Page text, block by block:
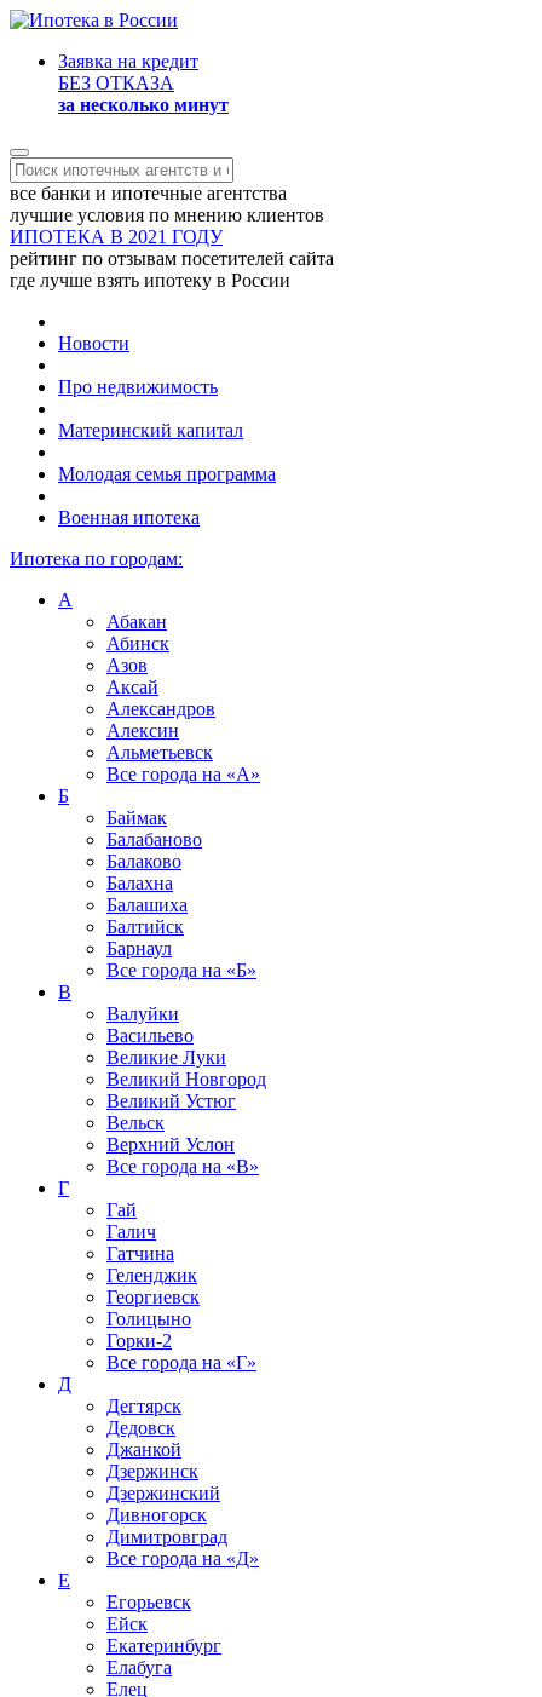
Заявка на кредит
БЕЗ ОТКАЗА
за несколько минут
все банки и ипотечные агентства
лучшие условия по мнению клиентов
ИПОТЕКА В 2021 ГОДУ
рейтинг по отзывам посетителей сайта
где лучше взять ипотеку в России
Новости
Про недвижимость
Материнский капитал
Молодая семья программа
Военная ипотека
Ипотека по городам:
А
Абакан
Абинск
Азов
Аксай
Александров
Алексин
Альметьевск
Все города на «А»
Б
Баймак
Балабаново
Балаково
Балахна
Балашиха
Балтийск
Барнаул
Все города на «Б»
В
Валуйки
Васильево
Великие Луки
Великий Новгород
Великий Устюг
Вельск
Верхний Услон
Все города на «В»
Г
Гай
Галич
Гатчина
Геленджик
Георгиевск
Голицыно
Горки-2
Все города на «Г»
Д
Дегтярск
Дедовск
Джанкой
Дзержинск
Дзержинский
Дивногорск
Димитровград
Все города на «Д»
Е
Егорьевск
Ейск
Екатеринбург
Елабуга
Елец